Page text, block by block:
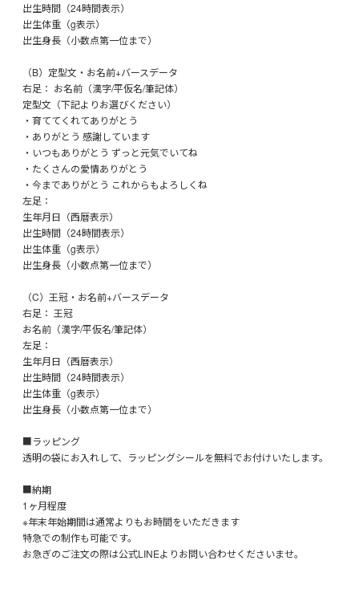
出生時間（24時間表示）
出生体重（g表示）
出生身長（小数点第一位まで）
（B）定型文・お名前+バースデータ
右足： お名前（漢字/平仮名/筆記体）
定型文（下記よりお選びください）
・育ててくれてありがとう
・ありがとう 感謝しています
・いつもありがとう ずっと元気でいてね
・たくさんの愛情ありがとう
・今までありがとう これからもよろしくね
左足：
生年月日（西暦表示）
出生時間（24時間表示）
出生体重（g表示）
出生身長（小数点第一位まで）
（C）王冠・お名前+バースデータ
右足： 王冠
お名前（漢字/平仮名/筆記体）
左足：
生年月日（西暦表示）
出生時間（24時間表示）
出生体重（g表示）
出生身長（小数点第一位まで）
■ラッピング
透明の袋にお入れして、ラッピングシールを無料でお付けいたします。
■納期
1ヶ月程度
※年末年始期間は通常よりもお時間をいただきます
特急での制作も可能です。
お急ぎのご注文の際は公式LINEよりお問い合わせくださいませ。